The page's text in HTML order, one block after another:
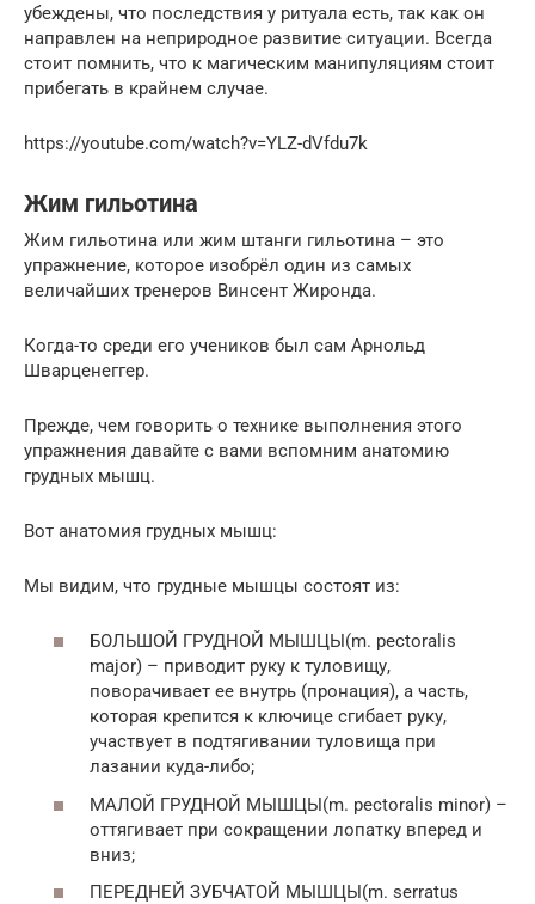
убеждены, что последствия у ритуала есть, так как он
направлен на неприродное развитие ситуации. Всегда
стоит помнить, что к магическим манипуляциям стоит
прибегать в крайнем случае.
https://youtube.com/watch?v=YLZ-dVfdu7k
Жим гильотина
Жим гильотина или жим штанги гильотина – это
упражнение, которое изобрёл один из самых
величайших тренеров Винсент Жиронда.
Когда-то среди его учеников был сам Арнольд
Шварценеггер.
Прежде, чем говорить о технике выполнения этого
упражнения давайте с вами вспомним анатомию
грудных мышц.
Вот анатомия грудных мышц:
Мы видим, что грудные мышцы состоят из:
БОЛЬШОЙ ГРУДНОЙ МЫШЦЫ(m. pectoralis
major) – приводит руку к туловищу,
поворачивает ее внутрь (пронация), а часть,
которая крепится к ключице сгибает руку,
участвует в подтягивании туловища при
лазании куда-либо;
МАЛОЙ ГРУДНОЙ МЫШЦЫ(m. pectoralis minor) –
оттягивает при сокращении лопатку вперед и
вниз;
ПЕРЕДНЕЙ ЗУБЧАТОЙ МЫШЦЫ(m. serratus